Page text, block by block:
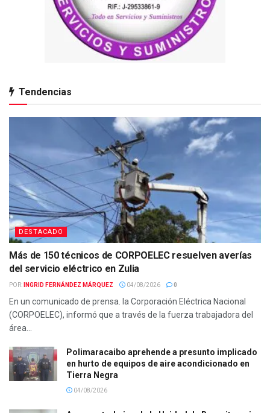
Tendencias
DESTACADO
Más de 150 técnicos de CORPOELEC resuelven averías
del servicio eléctrico en Zulia
POR: INGRID FERNÁNDEZ MÁRQUEZ 04/08/2026 0
En un comunicado de prensa. la Corporación Eléctrica Nacional
(CORPOELEC), informó que a través de la fuerza trabajadora del
área...
Polimaracaibo aprehende a presunto implicado
en hurto de equipos de aire acondicionado en
Tierra Negra
04/08/2026